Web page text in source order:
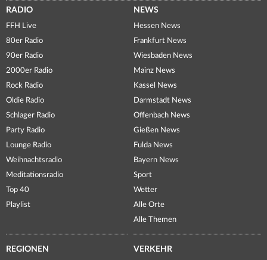
RADIO
FFH Live
80er Radio
90er Radio
2000er Radio
Rock Radio
Oldie Radio
Schlager Radio
Party Radio
Lounge Radio
Weihnachtsradio
Meditationsradio
Top 40
Playlist
NEWS
Hessen News
Frankfurt News
Wiesbaden News
Mainz News
Kassel News
Darmstadt News
Offenbach News
Gießen News
Fulda News
Bayern News
Sport
Wetter
Alle Orte
Alle Themen
REGIONEN VERKEHR